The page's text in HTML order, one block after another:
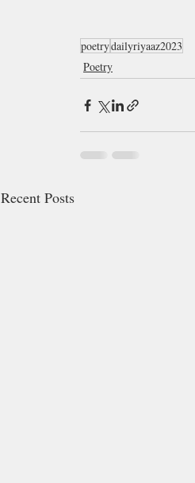
poetrydailyriyaaz2023
Poetry
Recent Posts